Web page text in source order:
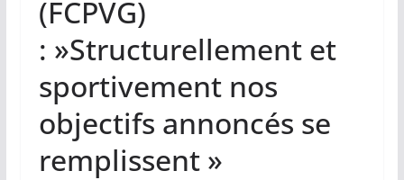
(FCPVG)
: »Structurellement et
sportivement nos
objectifs annoncés se
remplissent »